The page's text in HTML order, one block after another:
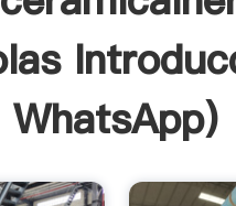
WhatsApp)